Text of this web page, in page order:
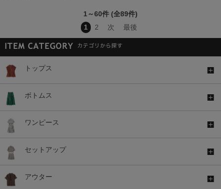
1～60件 (全89件)
1
2 次 最後
トップス
ボトムス
ワンピース
セットアップ
アウター